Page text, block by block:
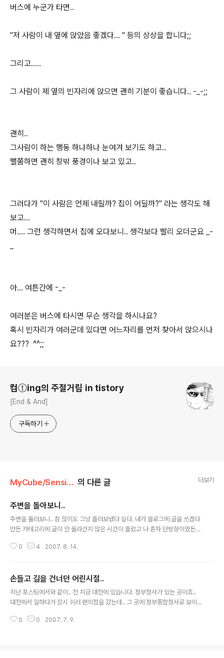
버스에 누군가 타면..
"저 사람이 내 옆에 앉았음 좋겠다... " 등의 상상을 합니다;;
그리고.....
그 사람이 제 옆의 빈자리에 앉으면 괜히 기분이 좋습니다.. -_-;;
괜히..
그사람이 하는 행동 하나하나 눈여겨 보기도 하고..
뻘쭘하면 괜히 창밖 풍경이나 보고 있고..
그러다가 "이 사람은 언제 내릴까? 집이 어딜까?" 라는 생각도 해
보고...
머.... 그런 생각하면서 집에 오다보니.. 생각보다 빨리 오더군요 _-
아... 여튼간에 -_-
여러분은 버스에 타시면 무슨 생각을 하시나요?
혹시 빈자리가 여러군데 있다면 어느자리를 먼저 찾아서 앉으시나
요??? ^^;;
컴ⓣing의 주절거림 in tistory
[End & And]
구독하기
MyCube/SensibilityStory 의 다른 글 더보기
주변을 돌아보니..
주변을 둘러보니.. 참 많이도 그냥 흘러보냈다 싶다. 내가 블로그에 글을 쓰겠다
만든 카테고리에 글이 안 올라간지 많은 시간이 흘렀고 나 혼자 단방향이였든
아보면 방황을 한 것이 맞는데.. 방황이 아니라 애써 부인하고 싶다. 그러면서도
에서 무엇을 하고 있는 것일까 늘상 습관처럼 들어갔던 많은 온라인 사이트에서
활동하고, 그 사이트에 등록해둔 프로필 사진. 쓴 글을 볼 때마다 툭 튀어나오는
그 사진.. 사진 속에 있는 나는 웃고 있는데.. 이 글을 쓰고 있는 나는 웃는건 아닌
0 4 2007. 8. 14.
손들고 길을 건너던 어린시절..
지난 포스팅에서와 같이.. 전 지금 대전에 있습니다. 정부청사가 있는 곳이죠..
대전에서 일하다가 잠시 쉬러 편의점을 갔는데.. 그 곳에 정부종합청사로 보이
나는 한 소녀가 보였습니다. 입구 앞에서 서서 좌우를 잘 살펴보더니 차가 안옴
0 0 2007. 7. 9.